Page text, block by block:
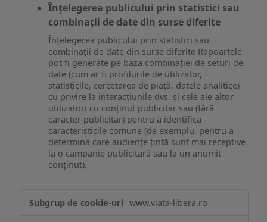
Înțelegerea publicului prin statistici sau
combinații de date din surse diferite
Înțelegerea publicului prin statistici sau
combinații de date din surse diferite Rapoartele
pot fi generate pe baza combinației de seturi de
date (cum ar fi profilurile de utilizator,
statisticile, cercetarea de piață, datele analitice)
cu privire la interacțiunile dvs. și cele ale altor
utilizatori cu conținut publicitar sau (fără
caracter publicitar) pentru a identifica
caracteristicile comune (de exemplu, pentru a
determina care audiențe țintă sunt mai receptive
la o campanie publicitară sau la un anumit
conținut).
www.viata-libera.ro